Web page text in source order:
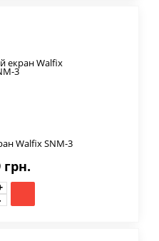
Walfix SNM-3
грн.